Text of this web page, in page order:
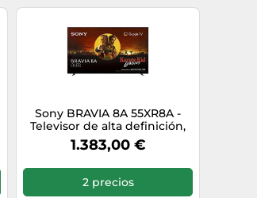
Sony BRAVIA 8A 55XR8A -
Televisor de alta definición,
OLED, HDR10, HLG, Dolby
Vision, Netflix, Prime Video,
Wi-Fi, 4 - Televisor de alta
definición
1.383,00 €
2 precios